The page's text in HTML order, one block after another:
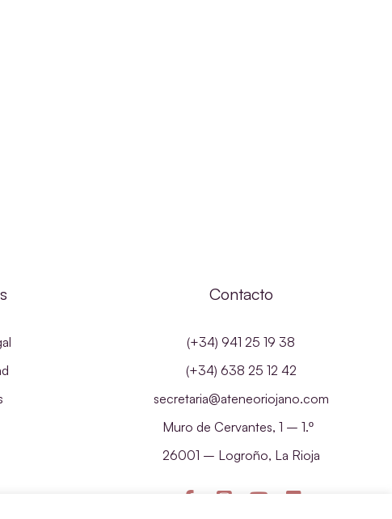
Contacto
(+34) 941 25 19 38
(+34) 638 25 12 42
secretaria@ateneoriojano.com
Muro de Cervantes, 1 – 1.º
26001 – Logroño, La Rioja